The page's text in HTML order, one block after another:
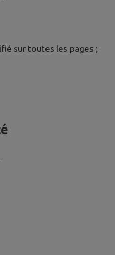
sur toutes les pages ;